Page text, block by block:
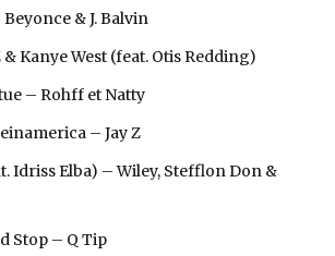
& J. Balvin
& Kanye West (feat. Otis Redding)
– Rohff et Natty
– Jay Z
Idriss Elba) – Wiley, Stefflon Don &
Stop – Q Tip